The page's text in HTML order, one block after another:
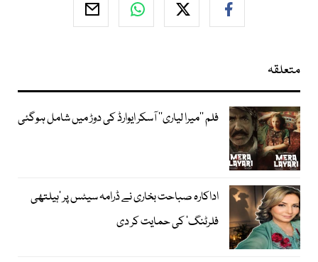
متعلقہ
فلم ’’میرا لیاری‘‘ آسکر ایوارڈ کی دوڑ میں شامل ہوگئی
اداکارہ صباحت بخاری نے ڈرامہ سیٹس پر ’ہیلتھی
فلرٹنگ‘ کی حمایت کر دی